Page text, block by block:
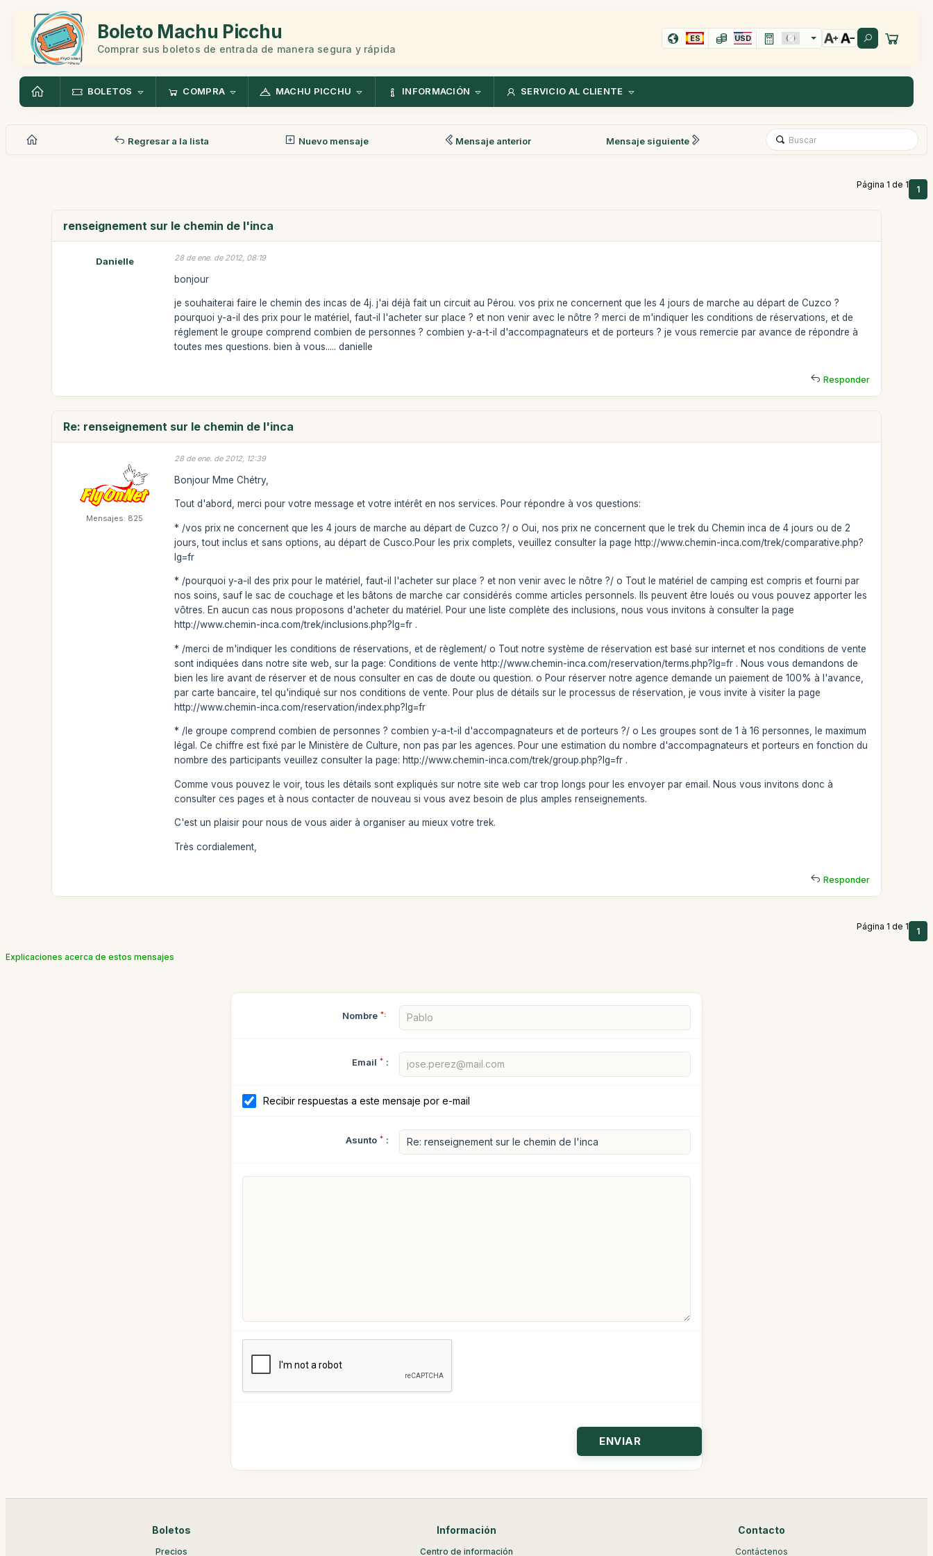
Boleto Machu Picchu
Comprar sus boletos de entrada de manera segura y rápida
ES USD
BOLETOS COMPRA MACHU PICCHU INFORMACIÓN SERVICIO AL CLIENTE
Regresar a la lista Nuevo mensaje Mensaje anterior Mensaje siguiente
Página 1 de 1 1
renseignement sur le chemin de l'inca
Danielle 28 de ene. de 2012, 08:19
bonjour
je souhaiterai faire le chemin des incas de 4j. j'ai déjà fait un circuit au Pérou. vos prix ne concernent que les 4 jours de marche au départ de Cuzco ?
pourquoi y-a-il des prix pour le matériel, faut-il l'acheter sur place ? et non venir avec le nôtre ? merci de m'indiquer les conditions de réservations, et de
réglement le groupe comprend combien de personnes ? combien y-a-t-il d'accompagnateurs et de porteurs ? je vous remercie par avance de répondre à
toutes mes questions. bien à vous..... danielle
Responder
Re: renseignement sur le chemin de l'inca
Mensajes: 825
28 de ene. de 2012, 12:39
Bonjour Mme Chétry,
Tout d'abord, merci pour votre message et votre intérêt en nos services. Pour répondre à vos questions:
* /vos prix ne concernent que les 4 jours de marche au départ de Cuzco ?/ o Oui, nos prix ne concernent que le trek du Chemin inca de 4 jours ou de 2
jours, tout inclus et sans options, au départ de Cusco.Pour les prix complets, veuillez consulter la page http://www.chemin-inca.com/trek/comparative.php?
lg=fr
* /pourquoi y-a-il des prix pour le matériel, faut-il l'acheter sur place ? et non venir avec le nôtre ?/ o Tout le matériel de camping est compris et fourni par
nos soins, sauf le sac de couchage et les bâtons de marche car considérés comme articles personnels. Ils peuvent être loués ou vous pouvez apporter les
vôtres. En aucun cas nous proposons d'acheter du matériel. Pour une liste complète des inclusions, nous vous invitons à consulter la page
http://www.chemin-inca.com/trek/inclusions.php?lg=fr .
* /merci de m'indiquer les conditions de réservations, et de règlement/ o Tout notre système de réservation est basé sur internet et nos conditions de vente
sont indiquées dans notre site web, sur la page: Conditions de vente http://www.chemin-inca.com/reservation/terms.php?lg=fr . Nous vous demandons de
bien les lire avant de réserver et de nous consulter en cas de doute ou question. o Pour réserver notre agence demande un paiement de 100% à l'avance,
par carte bancaire, tel qu'indiqué sur nos conditions de vente. Pour plus de détails sur le processus de réservation, je vous invite à visiter la page
http://www.chemin-inca.com/reservation/index.php?lg=fr
* /le groupe comprend combien de personnes ? combien y-a-t-il d'accompagnateurs et de porteurs ?/ o Les groupes sont de 1 à 16 personnes, le maximum
légal. Ce chiffre est fixé par le Ministère de Culture, non pas par les agences. Pour une estimation du nombre d'accompagnateurs et porteurs en fonction du
nombre des participants veuillez consulter la page: http://www.chemin-inca.com/trek/group.php?lg=fr .
Comme vous pouvez le voir, tous les détails sont expliqués sur notre site web car trop longs pour les envoyer par email. Nous vous invitons donc à
consulter ces pages et à nous contacter de nouveau si vous avez besoin de plus amples renseignements.
C'est un plaisir pour nous de vous aider à organiser au mieux votre trek.
Très cordialement,
Responder
Página 1 de 1 1
Explicaciones acerca de estos mensajes
Nombre *:
Email * :
Recibir respuestas a este mensaje por e-mail
Asunto * :
Boletos
Precios
Información
Centro de información
Contacto
Contáctenos